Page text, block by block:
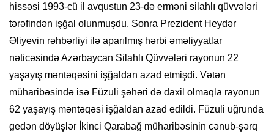
hissəsi 1993-cü il avqustun 23-də erməni silahlı qüvvələri
tərəfindən işğal olunmuşdu. Sonra Prezident Heydər
Əliyevin rəhbərliyi ilə aparılmış hərbi əməliyyatlar
nəticəsində Azərbaycan Silahlı Qüvvələri rayonun 22
yaşayış məntəqəsini işğaldan azad etmişdi. Vətən
müharibəsində isə Füzuli şəhəri də daxil olmaqla rayonun
62 yaşayış məntəqəsi işğaldan azad edildi. Füzuli uğrunda
gedən döyüşlər İkinci Qarabağ müharibəsinin cənub-şərq